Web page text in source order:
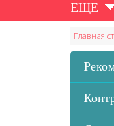
ЕЩЕ
Главная